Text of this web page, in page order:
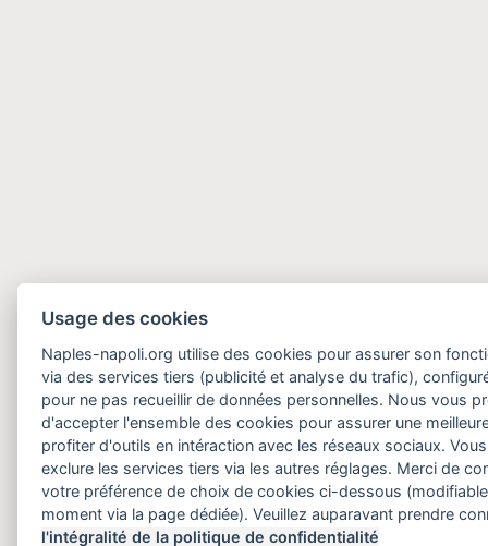
Usage des cookies
Naples-napoli.org utilise des cookies pour assurer son
via des services tiers (publicité et analyse du trafic),
pour ne pas recueillir de données personnelles. Nous vous
d'accepter l'ensemble des cookies pour assurer une
profiter d'outils en intéraction avec les réseaux sociaux.
exclure les services tiers via les autres réglages. Merci de
votre préférence de choix de cookies ci-dessous
moment via la page dédiée). Veuillez auparavant prendre
l'intégralité de la politique de confidentialité